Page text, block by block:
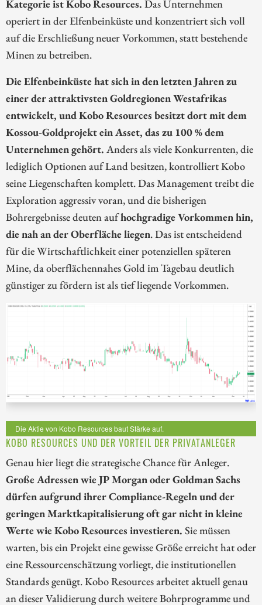
Kategorie ist Kobo Resources. Das Unternehmen
operiert in der Elfenbeinküste und konzentriert sich voll
auf die Erschließung neuer Vorkommen, statt bestehende
Minen zu betreiben.
Die Elfenbeinküste hat sich in den letzten Jahren zu
einer der attraktivsten Goldregionen Westafrikas
entwickelt, und Kobo Resources besitzt dort mit dem
Kossou-Goldprojekt ein Asset, das zu 100 % dem
Unternehmen gehört. Anders als viele Konkurrenten, die
lediglich Optionen auf Land besitzen, kontrolliert Kobo
seine Liegenschaften komplett. Das Management treibt die
Exploration aggressiv voran, und die bisherigen
Bohrergebnisse deuten aufhochgradige Vorkommen hin,
die nah an der Oberfläche liegen. Das ist entscheidend
für die Wirtschaftlichkeit einer potenziellen späteren
Mine, da oberflächennahes Gold im Tagebau deutlich
günstiger zu fördern ist als tief liegende Vorkommen.
Die Aktie von Kobo Resources baut Stärke auf.
KOBO RESOURCES UND DER VORTEIL DER PRIVATANLEGER
Genau hier liegt die strategische Chance für Anleger.
Große Adressen wie JP Morgan oder Goldman Sachs
dürfen aufgrund ihrer Compliance-Regeln und der
geringen Marktkapitalisierung oft gar nicht in kleine
Werte wie Kobo Resources investieren. Sie müssen
warten, bis ein Projekt eine gewisse Größe erreicht hat oder
eine Ressourcenschätzung vorliegt, die institutionellen
Standards genügt. Kobo Resources arbeitet aktuell genau
an dieser Validierung durch weitere Bohrprogramme und